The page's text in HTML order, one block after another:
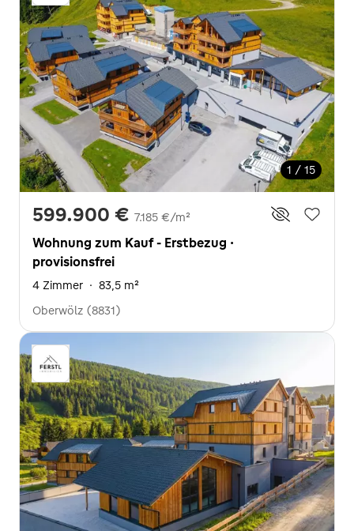
1 / 15
599.900 € 7.185 €/m²
Wohnung zum Kauf - Erstbezug ·
provisionsfrei
4 Zimmer · 83,5 m²
Oberwölz (8831)